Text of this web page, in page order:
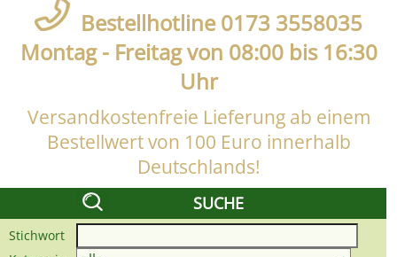
Bestellhotline 0173 3558035
Montag - Freitag von 08:00 bis 16:30
Uhr
Versandkostenfreie Lieferung ab einem
Bestellwert von 100 Euro innerhalb
Deutschlands!
SUCHE
Stichwort